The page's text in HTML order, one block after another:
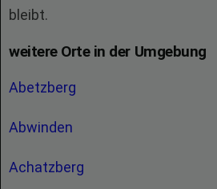
bleibt.
weitere Orte in der Umgebung
Abetzberg
Abwinden
Achatzberg